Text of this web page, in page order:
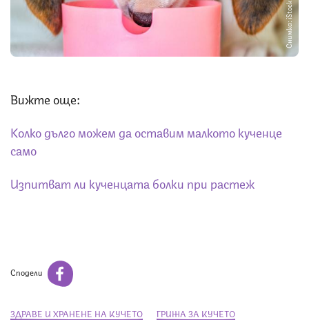
Снимка: iStock
Вижте още:
Колко дълго можем да оставим малкото кученце
само
Изпитват ли кученцата болки при растеж
Сподели
ЗДРАВЕ И ХРАНЕНЕ НА КУЧЕТО
ГРИЖА ЗА КУЧЕТО